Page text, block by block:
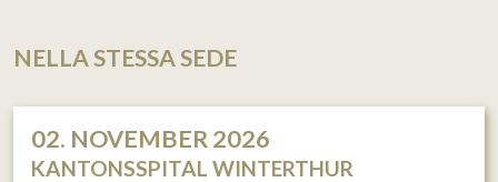
NELLA STESSA SEDE
02. NOVEMBER 2026
KANTONSSPITAL WINTERTHUR